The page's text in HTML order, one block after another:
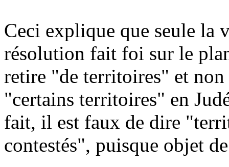
Ceci explique que seule la
résolution fait foi sur le
retire "de territoires" et
"certains territoires" en
fait, il est faux de dire
contestés", puisque objet